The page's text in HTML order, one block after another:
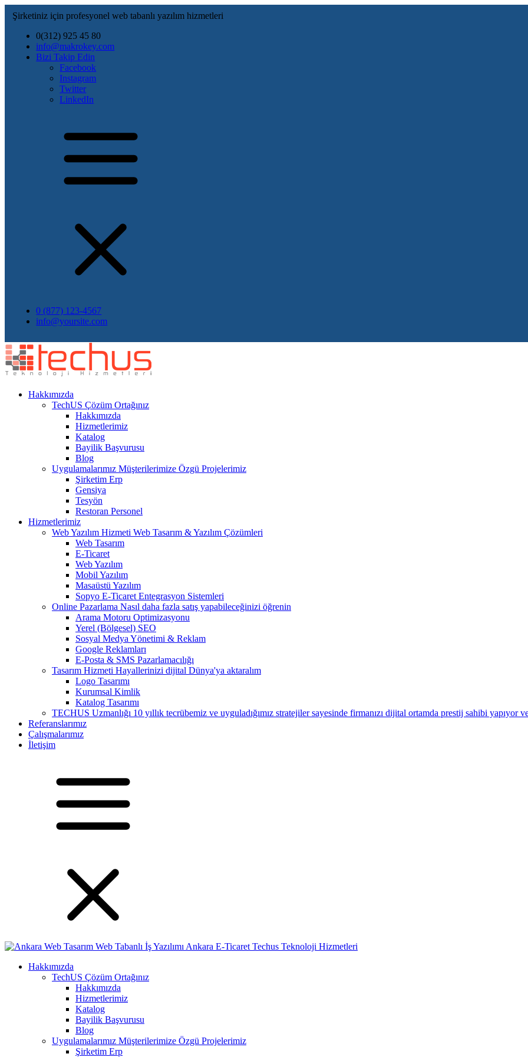
Şirketiniz için profesyonel web tabanlı yazılım hizmetleri
0(312) 925 45 80
info@makrokey.com
Bizi Takip Edin
Facebook
Instagram
Twitter
LinkedIn
0 (877) 123-4567
info@yoursite.com
Hakkımızda
TechUS Çözüm Ortağınız
Hakkımızda
Hizmetlerimiz
Katalog
Bayilik Başvurusu
Blog
Uygulamalarımız Müşterilerimize Özgü Projelerimiz
Şirketim Erp
Gensiya
Tesyön
Restoran Personel
Hizmetlerimiz
Web Yazılım Hizmeti Web Tasarım & Yazılım Çözümleri
Web Tasarım
E-Ticaret
Web Yazılım
Mobil Yazılım
Masaüstü Yazılım
Sopyo E-Ticaret Entegrasyon Sistemleri
Online Pazarlama Nasıl daha fazla satış yapabileceğinizi öğrenin
Arama Motoru Optimizasyonu
Yerel (Bölgesel) SEO
Sosyal Medya Yönetimi & Reklam
Google Reklamları
E-Posta & SMS Pazarlamacılığı
Tasarım Hizmeti Hayallerinizi dijital Dünya'ya aktaralım
Logo Tasarımı
Kurumsal Kimlik
Katalog Tasarımı
TECHUS Uzmanlığı 10 yıllık tecrübemiz ve uyguladığımız stratejiler sayesinde firmanızı dijital ortamda prestij sahibi yapıyor
Referanslarımız
Çalışmalarımız
İletişim
Hakkımızda
TechUS Çözüm Ortağınız
Hakkımızda
Hizmetlerimiz
Katalog
Bayilik Başvurusu
Blog
Uygulamalarımız Müşterilerimize Özgü Projelerimiz
Şirketim Erp